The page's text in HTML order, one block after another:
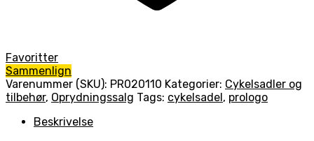
Favoritter
Sammenlign
Varenummer (SKU): PR020110 Kategorier: Cykelsadler og
tilbehør, Oprydningssalg Tags: cykelsadel, prologo
Beskrivelse